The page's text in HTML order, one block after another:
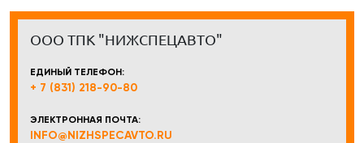
ООО ТПК "НИЖСПЕЦАВТО"
ЕДИНЫЙ ТЕЛЕФОН:
+ 7 (831) 218-90-80
ЭЛЕКТРОННАЯ ПОЧТА:
INFO@NIZHSPECAVTO.RU